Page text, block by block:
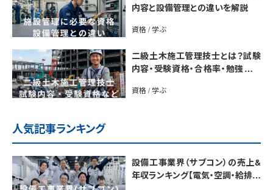
内容と設備管理との違いを解説
資格 / 学ぶ
二級土木施工管理技士とは？試験
内容・受験資格・合格率・勉強法を
資格 / 学ぶ
人気記事ランキング
設備工事業界（サブコン）の売上&
年収ランキング【電気・空調・給排水